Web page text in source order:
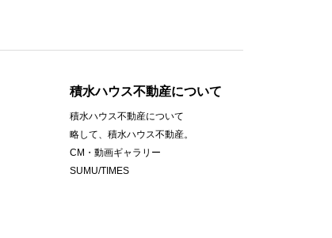
積水ハウス不動産について
積水ハウス不動産について
略して、積水ハウス不動産。
CM・動画ギャラリー
SUMU/TIMES